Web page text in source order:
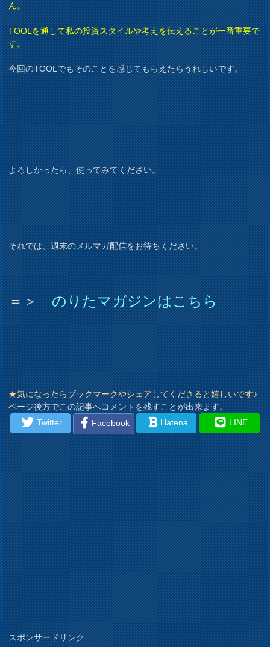
ん。
TOOLを通して私の投資スタイルや考えを伝えることが一番重要で
す。
今回のTOOLでもそのことを感じてもらえたらうれしいです。
よろしかったら、使ってみてください。
それでは、週末のメルマガ配信をお待ちください。
＝＞のりたマガジンはこちら
★気になったらブックマークやシェアしてくださると嬉しいです♪
ページ後方でこの記事へコメントを残すことが出来ます。
Twitter
Facebook Hatena LINE
スポンサードリンク